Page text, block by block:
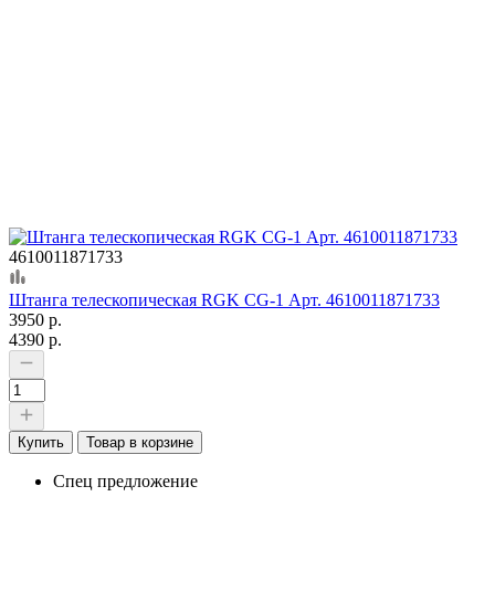
4610011871733
Штанга телескопическая RGK CG-1 Арт. 4610011871733
3950 р.
4390 р.
Купить Товар в корзине
Спец предложение